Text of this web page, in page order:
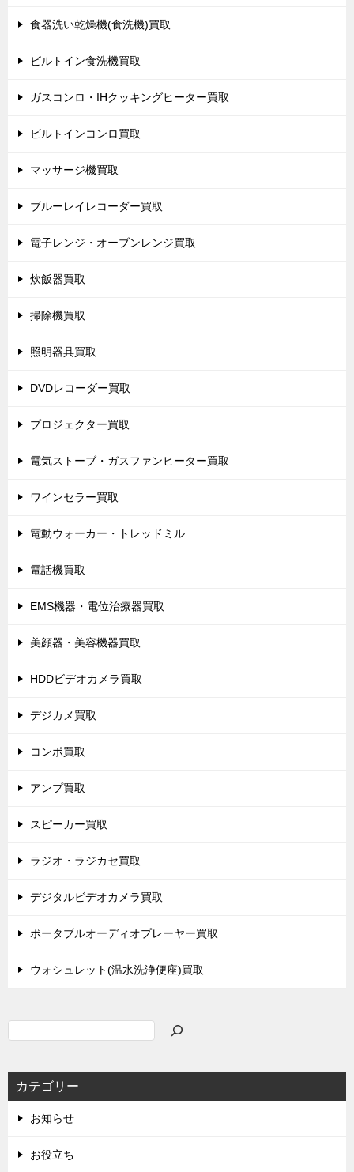
食器洗い乾燥機(食洗機)買取
ビルトイン食洗機買取
ガスコンロ・IHクッキングヒーター買取
ビルトインコンロ買取
マッサージ機買取
ブルーレイレコーダー買取
電子レンジ・オーブンレンジ買取
炊飯器買取
掃除機買取
照明器具買取
DVDレコーダー買取
プロジェクター買取
電気ストーブ・ガスファンヒーター買取
ワインセラー買取
電動ウォーカー・トレッドミル
電話機買取
EMS機器・電位治療器買取
美顔器・美容機器買取
HDDビデオカメラ買取
デジカメ買取
コンポ買取
アンプ買取
スピーカー買取
ラジオ・ラジカセ買取
デジタルビデオカメラ買取
ポータブルオーディオプレーヤー買取
ウォシュレット(温水洗浄便座)買取
カテゴリー
お知らせ
お役立ち